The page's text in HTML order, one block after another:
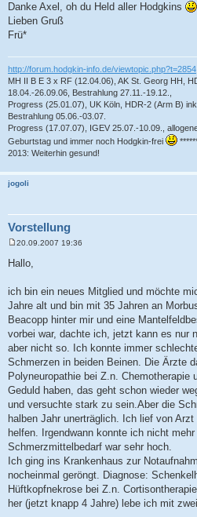
a
g
Danke Axel, oh du Held aller Hodgkins
Lieben Gruß
Frü*
http://forum.hodgkin-info.de/viewtopic.php?t=2854
MH II B E 3 x RF (12.04.06), AK St. Georg HH,
18.04.-26.09.06, Bestrahlung 27.11.-19.12.,
Progress (25.01.07), UK Köln, HDR-2 (Arm B)
Bestrahlung 05.06.-03.07.
Progress (17.07.07), IGEV 25.07.-10.09.,
Geburtstag und immer noch Hodgkin-frei
2013: Weiterhin gesund!
jogoli
Vorstellung
e
i
r
a
g
20.09.2007 19:36
Hallo,
ich bin ein neues Mitglied und möchte
Jahre alt und bin mit 35 Jahren an
Beacopp hinter mir und eine
vorbei war, dachte ich, jetzt kann es nur
aber nicht so. Ich konnte immer
Schmerzen in beiden Beinen. Die Ärzte
Polyneuropathie bei Z.n.
Geduld haben, das geht schon wieder
und versuchte stark zu sein.Aber die
halben Jahr unerträglich. Ich lief von
helfen. Irgendwann konnte ich nicht
Schmerzmittelbedarf war sehr hoch.
Ich ging ins Krankenhaus zur
nocheinmal geröngt. Diagnose:
Hüftkopfnekrose bei Z.n.
her (jetzt knapp 4 Jahre) lebe ich mit